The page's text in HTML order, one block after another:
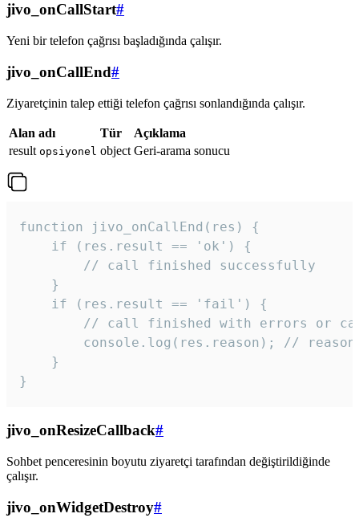
jivo_onCallStart#
Yeni bir telefon çağrısı başladığında çalışır.
jivo_onCallEnd#
Ziyaretçinin talep ettiği telefon çağrısı sonlandığında çalışır.
Alan adı Tür
Açıklama
result opsiyonel object Geri-arama sonucu
function jivo_onCallEnd(res) {
    if (res.result == 'ok') {
        // call finished successfully
    }
    if (res.result == 'fail') {
// call finished with errors or
console.log(res.reason); //
    }
}
jivo_onResizeCallback#
Sohbet penceresinin boyutu ziyaretçi tarafından değiştirildiğinde
çalışır.
jivo_onWidgetDestroy#